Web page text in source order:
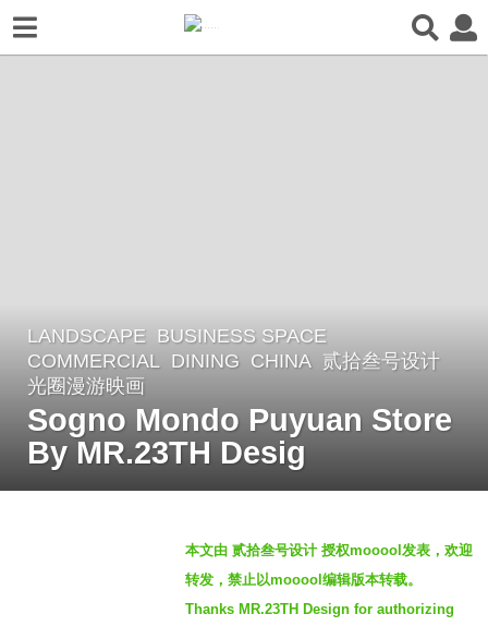
4
y
e
a
LANDSCAPE BUSINESS SPACE
COMMERCIAL ,DINING CHINA 贰拾叁号设计
光圈漫游映画
Sogno Mondo Puyuan Store
By MR.23TH Desig
本文由 贰拾叁号设计 授权mooool发表，欢迎
转发，禁止以mooool编辑版本转载。
Thanks MR.23TH Design for authorizing